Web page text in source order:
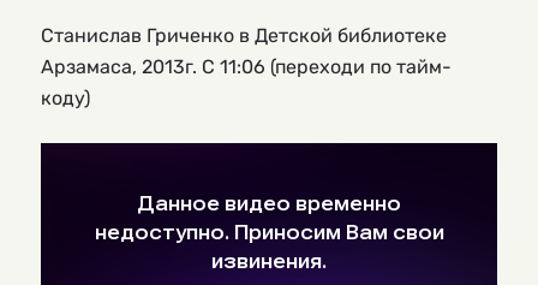
Станислав Гриченко в Детской библиотеке
Арзамаса, 2013г. С 11:06 (переходи по тайм-
коду)